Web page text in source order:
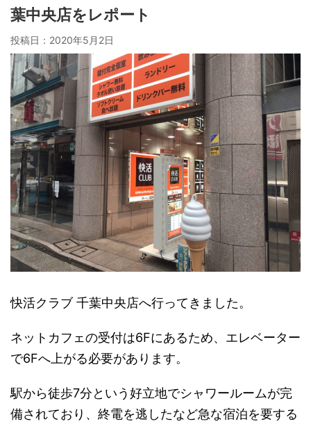
葉中央店をレポート
投稿日： 2020年5月2日
快活クラブ 千葉中央店へ行ってきました。
ネットカフェの受付は6Fにあるため、エレベーター
で6Fへ上がる必要があります。
駅から徒歩7分という好立地でシャワールームが完
備されており、終電を逃したなど急な宿泊を要する